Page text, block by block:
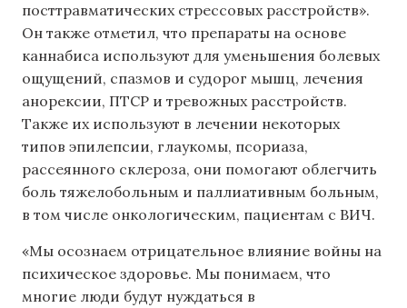
посттравматических стрессовых расстройств».
Он также отметил, что препараты на основе
каннабиса используют для уменьшения болевых
ощущений, спазмов и судорог мышц, лечения
анорексии, ПТСР и тревожных расстройств.
Также их используют в лечении некоторых
типов эпилепсии, глаукомы, псориаза,
рассеянного склероза, они помогают облегчить
боль тяжелобольным и паллиативным больным,
в том числе онкологическим, пациентам с ВИЧ.
«Мы осознаем отрицательное влияние войны на
психическое здоровье. Мы понимаем, что
многие люди будут нуждаться в